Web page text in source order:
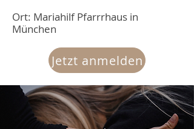
Ort: Mariahilf Pfarrrhaus in
München
Jetzt anmelden